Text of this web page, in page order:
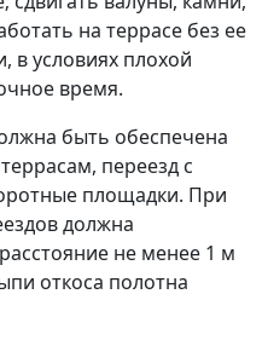
на террасе без ее
в условиях плохой
время.
быть обеспечена
переезд с
площадки. При
должна
не менее 1 м
откоса полотна